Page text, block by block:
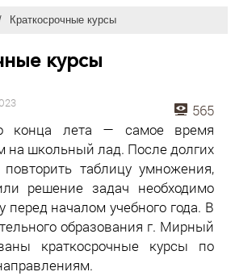
Краткосрочные курсы
курсы
565
конца лета — самое время
на школьный лад. После долгих
таблицу умножения,
решение задач необходимо
перед началом учебного года. В
образования г. Мирный
краткосрочные курсы по